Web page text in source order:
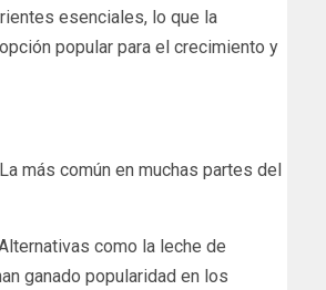
esenciales, lo que la
popular para el crecimiento y
La más común en muchas partes del
como la leche de
ganado popularidad en los